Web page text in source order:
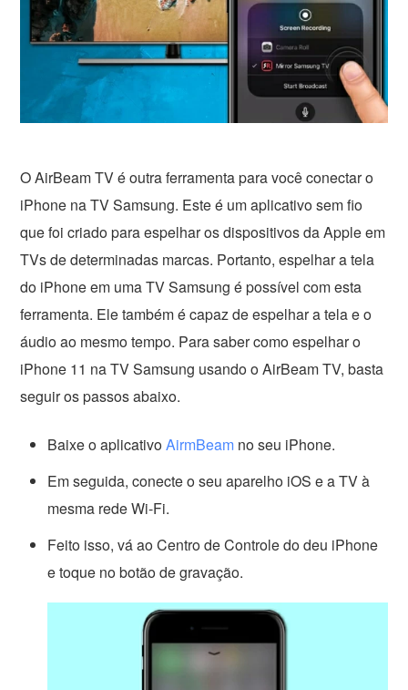
O AirBeam TV é outra ferramenta para você conectar o
iPhone na TV Samsung. Este é um aplicativo sem fio
que foi criado para espelhar os dispositivos da Apple em
TVs de determinadas marcas. Portanto, espelhar a tela
do iPhone em uma TV Samsung é possível com esta
ferramenta. Ele também é capaz de espelhar a tela e o
áudio ao mesmo tempo. Para saber como espelhar o
iPhone 11 na TV Samsung usando o AirBeam TV, basta
seguir os passos abaixo.
Baixe o aplicativoAirmBeam no seu iPhone.
Em seguida, conecte o seu aparelho iOS e a TV à
mesma rede Wi-Fi.
Feito isso, vá ao Centro de Controle do deu iPhone
e toque no botão de gravação.